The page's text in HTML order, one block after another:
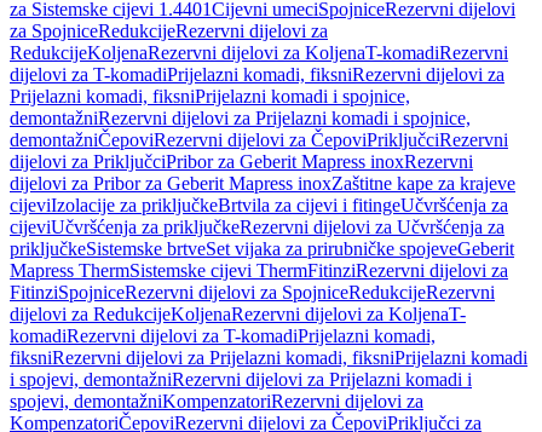
za Sistemske cijevi 1.4401Cijevni umeciSpojniceRezervni dijelovi
za SpojniceRedukcijeRezervni dijelovi za
RedukcijeKoljenaRezervni dijelovi za KoljenaT-komadiRezervni
dijelovi za T-komadiPrijelazni komadi, fiksniRezervni dijelovi za
Prijelazni komadi, fiksniPrijelazni komadi i spojnice,
demontažniRezervni dijelovi za Prijelazni komadi i spojnice,
demontažniČepoviRezervni dijelovi za ČepoviPriključciRezervni
dijelovi za PriključciPribor za Geberit Mapress inoxRezervni
dijelovi za Pribor za Geberit Mapress inoxZaštitne kape za krajeve
cijeviIzolacije za priključkeBrtvila za cijevi i fitingeUčvršćenja za
cijeviUčvršćenja za priključkeRezervni dijelovi za Učvršćenja za
priključkeSistemske brtveSet vijaka za prirubničke spojeveGeberit
Mapress ThermSistemske cijevi ThermFitinziRezervni dijelovi za
FitinziSpojniceRezervni dijelovi za SpojniceRedukcijeRezervni
dijelovi za RedukcijeKoljenaRezervni dijelovi za KoljenaT-
komadiRezervni dijelovi za T-komadiPrijelazni komadi,
fiksniRezervni dijelovi za Prijelazni komadi, fiksniPrijelazni komadi
i spojevi, demontažniRezervni dijelovi za Prijelazni komadi i
spojevi, demontažniKompenzatoriRezervni dijelovi za
KompenzatoriČepoviRezervni dijelovi za ČepoviPriključci za